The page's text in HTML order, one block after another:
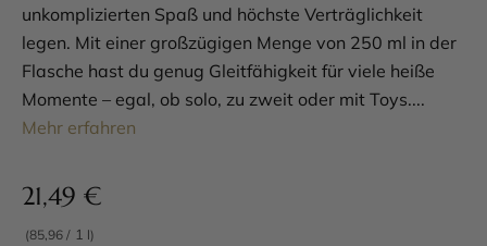
unkomplizierten Spaß und höchste Verträglichkeit
legen. Mit einer großzügigen Menge von 250 ml in der
Flasche hast du genug Gleitfähigkeit für viele heiße
Momente – egal, ob solo, zu zweit oder mit Toys....
Mehr erfahren
21,49 €
(85,96 / 1 l)